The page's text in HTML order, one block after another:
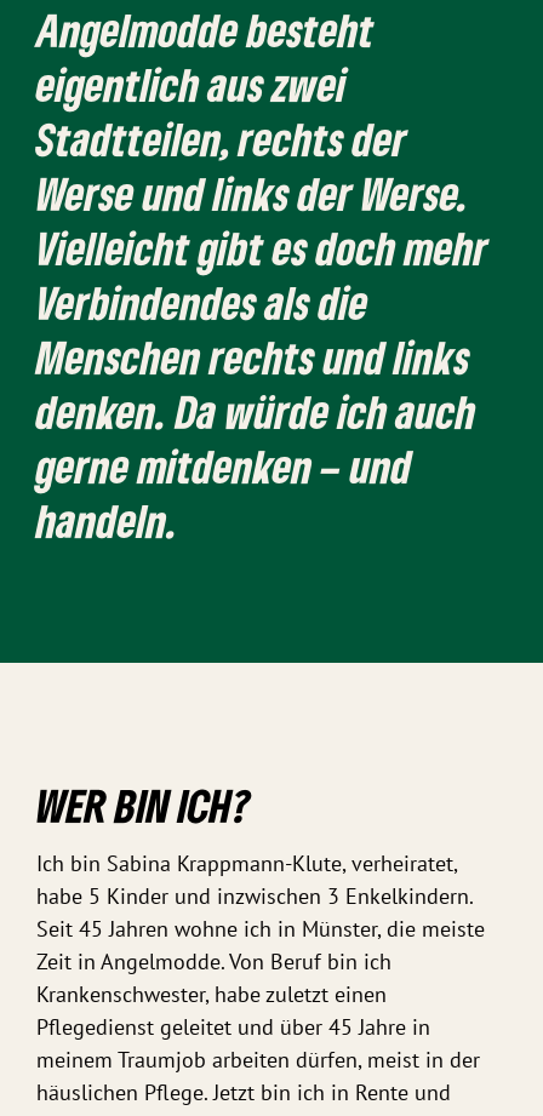
Angelmodde besteht
eigentlich aus zwei
Stadtteilen, rechts der
Werse und links der Werse.
Vielleicht gibt es doch mehr
Verbindendes als die
Menschen rechts und links
denken. Da würde ich auch
gerne mitdenken – und
handeln.
WER BIN ICH?
Ich bin Sabina Krappmann-Klute, verheiratet,
habe 5 Kinder und inzwischen 3 Enkelkindern.
Seit 45 Jahren wohne ich in Münster, die meiste
Zeit in Angelmodde. Von Beruf bin ich
Krankenschwester, habe zuletzt einen
Pflegedienst geleitet und über 45 Jahre in
meinem Traumjob arbeiten dürfen, meist in der
häuslichen Pflege. Jetzt bin ich in Rente und